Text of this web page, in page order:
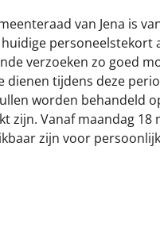
van Jena is
personeelstekort
verzoeken zo goed
tijdens deze
worden behandeld
zijn. Vanaf maandag
zijn voor